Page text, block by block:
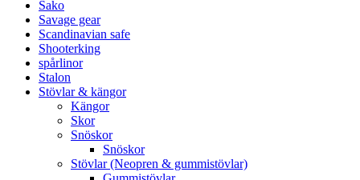
Sako
Savage gear
Scandinavian safe
Shooterking
spårlinor
Stalon
Stövlar & kängor
Kängor
Skor
Snöskor
Snöskor
Stövlar (Neopren & gummistövlar)